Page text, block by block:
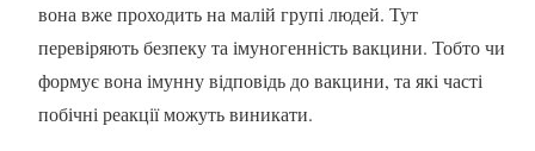
вона вже проходить на малій групі людей. Тут
перевіряють безпеку та імуногенність вакцини. Тобто чи
формує вона імунну відповідь до вакцини, та які часті
побічні реакції можуть виникати.